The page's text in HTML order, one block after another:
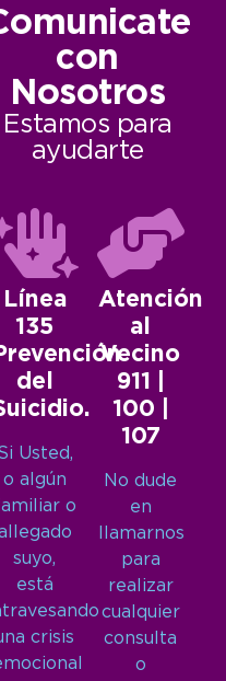
con
Nosotros
Estamos para
ayudarte
Línea
135
del
Usted,
o algún
o
suyo,
está
crisis
Atención
al
Vecino
911 |
100 |
107
No dude
en
llamarnos
para
realizar
cualquier
consulta
o